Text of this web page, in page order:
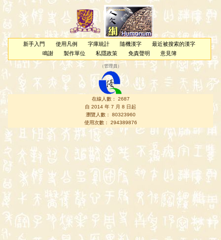
新手入門 使用凡例 字庫統計 隨機漢字
最近被搜索的漢字
鳴謝
製作單位 私隱政策 免責聲明 意見簿
（管理員 ）
在線人數： 2687
自 2014 年 7 月 8 日起
瀏覽人數： 80323960
使用次數： 294389876